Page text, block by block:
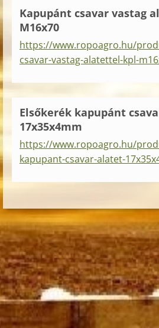
Kapupánt csavar vastag
M16x70
https://www.ropoagro.hu/
csavar-vastag-alatettel-kpl-
Elsőkerék kapupánt
17x35x4mm
https://www.ropoagro.hu/
kapupant-csavar-alatet-